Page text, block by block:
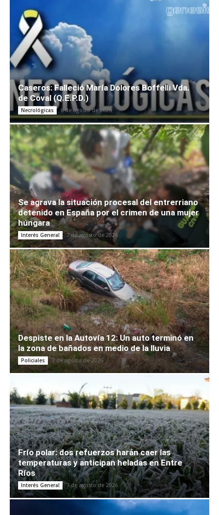
Caseros: Falleció María Dolores Boffelli Vda.
de Coval (Q.E.P.D.)
Necrológicas 6 de agosto de 2026
Se agrava la situación procesal del entrerriano
detenido en España por el crimen de una mujer
húngara
Interés General 7 de agosto de 2026
Despiste en la Autovía 12: Un auto terminó en
la zona de bañados en medio de la lluvia
Policiales 7 de agosto de 2026
Frío polar: dos refuerzos harán caer las
temperaturas y anticipan heladas en Entre
Ríos
Interés General 7 de agosto de 2026